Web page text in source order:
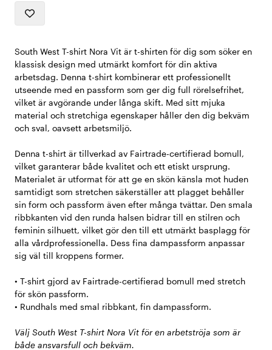
South West T-shirt Nora Vit är t-shirten för dig som söker en
klassisk design med utmärkt komfort för din aktiva
arbetsdag. Denna t-shirt kombinerar ett professionellt
utseende med en passform som ger dig full rörelsefrihet,
vilket är avgörande under långa skift. Med sitt mjuka
material och stretchiga egenskaper håller den dig bekväm
och sval, oavsett arbetsmiljö.
Denna t-shirt är tillverkad av Fairtrade-certifierad bomull,
vilket garanterar både kvalitet och ett etiskt ursprung.
Materialet är utformat för att ge en skön känsla mot huden
samtidigt som stretchen säkerställer att plagget behåller
sin form och passform även efter många tvättar. Den smala
ribbkanten vid den runda halsen bidrar till en stilren och
feminin silhuett, vilket gör den till ett utmärkt basplagg för
alla vårdprofessionella. Dess fina dampassform anpassar
sig väl till kroppens former.
• T-shirt gjord av Fairtrade-certifierad bomull med stretch
för skön passform.
• Rundhals med smal ribbkant, fin dampassform.
Välj South West T-shirt Nora Vit för en arbetströja som är
både ansvarsfull och bekväm.